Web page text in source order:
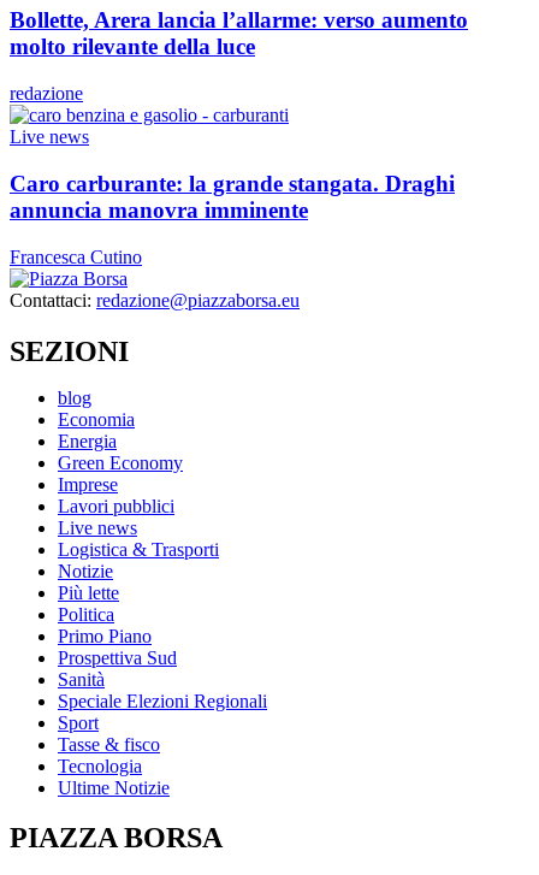
Bollette, Arera lancia l’allarme: verso aumento
molto rilevante della luce
redazione
Live news
Caro carburante: la grande stangata. Draghi
annuncia manovra imminente
Francesca Cutino
Contattaci: redazione@piazzaborsa.eu
SEZIONI
blog
Economia
Energia
Green Economy
Imprese
Lavori pubblici
Live news
Logistica & Trasporti
Notizie
Più lette
Politica
Primo Piano
Prospettiva Sud
Sanità
Speciale Elezioni Regionali
Sport
Tasse & fisco
Tecnologia
Ultime Notizie
PIAZZA BORSA